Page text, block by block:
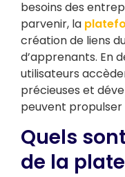
besoins des
parvenir, la
création de liens
d’apprenants. En
utilisateurs
précieuses et
peuvent
Quels
de la